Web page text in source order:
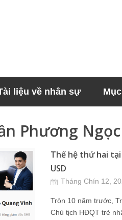
liệu về nhân sự
Phương
Thế hệ thứ hai
USD
Tháng Chín 12,
Tròn 10 năm trước,
Chủ tịch HĐQT trẻ